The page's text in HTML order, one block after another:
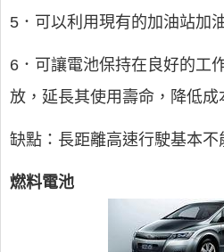
5．可以利用現有的加油站加
6．可讓電池保持在良好的工
放，延長其使用壽命，降低成
缺點：長距離高速行駛基本不
燃料電池